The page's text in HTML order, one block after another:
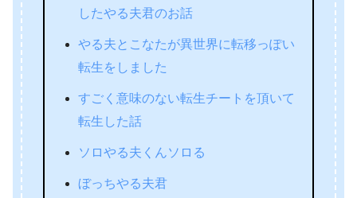
したやる夫君のお話
やる夫とこなたが異世界に転移っぽい
転生をしました
すごく意味のない転生チートを頂いて
転生した話
ソロやる夫くんソロる
ぼっちやる夫君